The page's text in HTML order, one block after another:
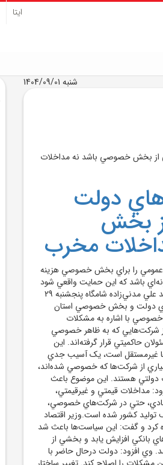
ایتا
شنبه 1404/09/01
دولت
بخش
مخرب
عمومي را براي بخش خصوصي هزينه
باشد که اين حمايت واقعي شود
و نه با مداخلات غيرضروري، که نتيجه عکس دارد.سيد علي مدني‌زاده شامگاه پنجشنبه 29
دولت و بخش خصوصي استان
با اشاره به مشکلات
شرکت‌هايي که به ظاهر خصوصي
حاکميتي قرار گرفته‌اند. اين
غيرمستقل است، يک آسيب جدي
از شرکت‌ها که خصوصي شده‌اند،
دولتي هستند. اين موضوع باعث
مداخلات قيمتي و غيرقيمتي،
حتي در شرکت‌هاي خصوصي،
کشور شده است.وزير اقتصاد
کرد و گفت: اين سياست‌ها باعث شد
بانکي افزايش يابد و بخشي از
وي افزود: دولت درحال حاضر با